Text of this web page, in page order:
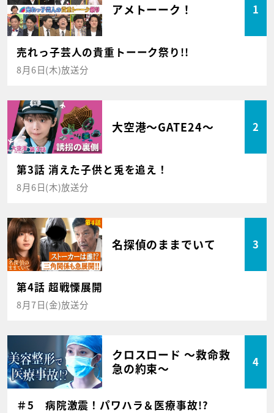
アメトーーク！ 1
売れっ子芸人の貴重トーーク祭り!!
8月6日(木)放送分
大空港～GATE24～ 2
第3話 消えた子供と兎を追え！
8月6日(木)放送分
名探偵のままでいて 3
第4話 超戦慄展開
8月7日(金)放送分
クロスロード ～救命救
急の約束～
4
＃5 病院激震！パワハラ＆医療事故!?